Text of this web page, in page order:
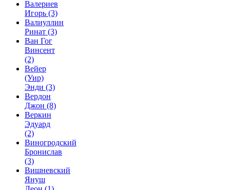
Валериев
Игорь (3)
Валиуллин
Ринат (3)
Ван Гог
Винсент
(2)
Вейер
(Уир)
Энди (3)
Вердон
Джон (8)
Веркин
Эдуард
(2)
Виногродский
Бронислав
(3)
Вишневский
Януш